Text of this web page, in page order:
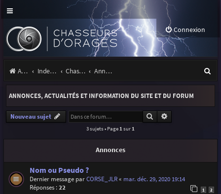
Connexion
Accueil Index du forum Chasseurs d'Orages Annonces, actualités et information du site et du forum
e
e
ANNONCES, ACTUALITÉS ET INFORMATION DU SITE ET DU FORUM
Nouveau sujet Rechercher
3 sujets • Page 1 sur 1
Annonces
Nom ou Pseudo ?
Dernier message parCORSE_JLR« mar. déc. 29, 2020 19:14
Réponses :22 1 2